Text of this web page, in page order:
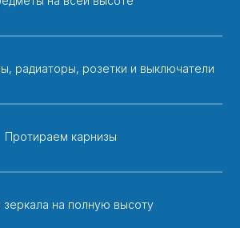
радиаторы, розетки и выключатели
Протираем карнизы
на полную высоту